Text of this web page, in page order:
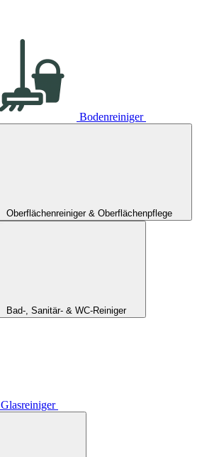
Bodenreiniger
Oberflächenreiniger & Oberflächenpflege
Bad-, Sanitär- & WC-Reiniger
Glasreiniger